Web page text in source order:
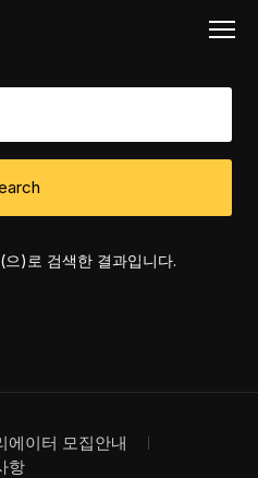
(으)로 검색한 결과입니다.
에이터 모집안내
항